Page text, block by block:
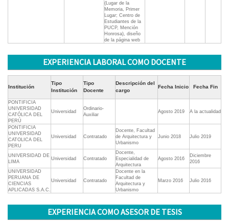
(Lugar de la
Memoria, Primer
Lugar; Centro de
Estudiantes de la
PUCP, Mención
Honrosa), diseño
de la página web
EXPERIENCIA LABORAL COMO DOCENTE
Institución
Tipo
Institución
Tipo
Docente
Descripción del
cargo
Fecha Inicio Fecha Fin
PONTIFICIA
UNIVERSIDAD
CATÓLICA DEL
PERÚ
Universidad
Ordinario-
Auxiliar
Agosto 2019 A la actualidad
PONTIFICIA
UNIVERSIDAD
CATOLICA DEL
PERU
Universidad Contratado
Docente, Facultad
de Arquitectura y
Urbanismo
Junio 2018 Julio 2019
UNIVERSIDAD DE
LIMA
Universidad Contratado
Docente,
Especialidad de
Arquitectura
Agosto 2016
Diciembre
2016
UNIVERSIDAD
PERUANA DE
CIENCIAS
APLICADAS S.A.C.
Universidad Contratado
Docente en la
Facultad de
Arquitectura y
Urbanismo
Marzo 2016 Julio 2016
EXPERIENCIA COMO ASESOR DE TESIS